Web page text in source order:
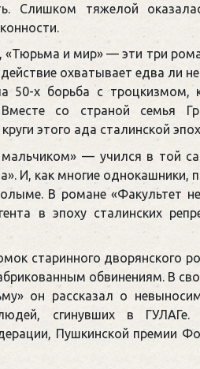
Слишком тяжелой
«Тюрьма и мир» — эти три
охватывает едва ли
х борьба с троцкизмом,
со страной семья
этого ада сталинской
— учился в той
И, как многие однокашники,
В романе «Факультет
в эпоху сталинских
старинного дворянского
обвинениям. В
он рассказал о
сгинувших в ГУЛАГе.
Пушкинской премии